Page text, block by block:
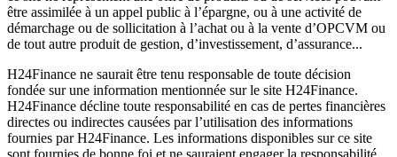
être assimilée à un appel public à l’épargne, ou à une activité de
démarchage ou de sollicitation à l’achat ou à la vente d’OPCVM ou
de tout autre produit de gestion, d’investissement, d’assurance...
H24Finance ne saurait être tenu responsable de toute décision
fondée sur une information mentionnée sur le site H24Finance.
H24Finance décline toute responsabilité en cas de pertes financières
directes ou indirectes causées par l’utilisation des informations
fournies par H24Finance. Les informations disponibles sur ce site
sont fournies de bonne foi et ne sauraient engager la responsabilité